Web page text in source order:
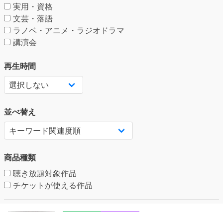
実用・資格
文芸・落語
ラノベ・アニメ・ラジオドラマ
講演会
再生時間
並べ替え
商品種類
聴き放題対象作品
チケットが使える作品